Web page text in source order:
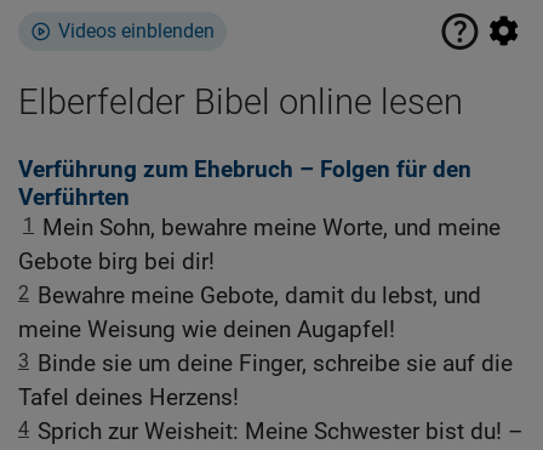
Videos einblenden
Elberfelder Bibel online lesen
Verführung zum Ehebruch – Folgen für den
Verführten
1
Mein Sohn, bewahre meine Worte, und meine
Gebote birg bei dir!
2 Bewahre meine Gebote, damit du lebst, und
meine Weisung wie deinen Augapfel!
3 Binde sie um deine Finger, schreibe sie auf die
Tafel deines Herzens!
4 Sprich zur Weisheit: Meine Schwester bist du! –